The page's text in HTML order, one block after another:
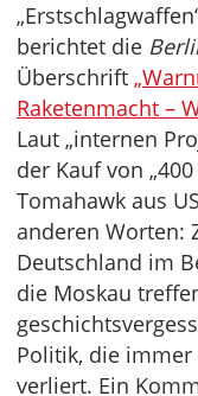
berichtet die
Überschrift
Raketenmacht –
Laut „internen
der Kauf von
Tomahawk aus
anderen Worten:
Deutschland im
die Moskau
Politik, die immer
verliert. Ein